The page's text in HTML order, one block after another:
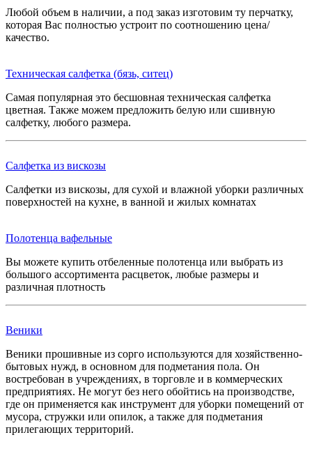
Любой объем в наличии, а под заказ изготовим ту перчатку,
которая Вас полностью устроит по соотношению цена/
качество.
Техническая салфетка (бязь, ситец)
Самая популярная это бесшовная техническая салфетка
цветная. Также можем предложить белую или сшивную
салфетку, любого размера.
Салфетка из вискозы
Салфетки из вискозы, для сухой и влажной уборки различных
поверхностей на кухне, в ванной и жилых комнатах
Полотенца вафельные
Вы можете купить отбеленные полотенца или выбрать из
большого ассортимента расцветок, любые размеры и
различная плотность
Веники
Веники прошивные из сорго используются для хозяйственно-
бытовых нужд, в основном для подметания пола. Он
востребован в учреждениях, в торговле и в коммерческих
предприятиях. Не могут без него обойтись на производстве,
где он применяется как инструмент для уборки помещений от
мусора, стружки или опилок, а также для подметания
прилегающих территорий.